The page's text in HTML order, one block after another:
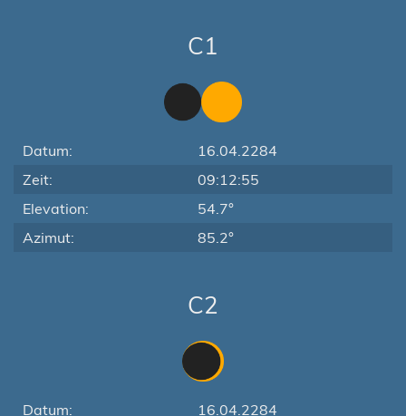
C1
Datum:
16.04.2284
Zeit:
09:12:55
Elevation:
54.7°
Azimut:
85.2°
C2
Datum: 16.04.2284